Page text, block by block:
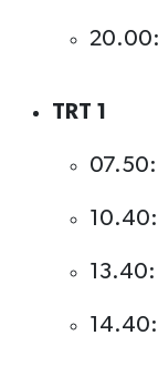
20.00:
TRT 1
07.50:
10.40:
13.40:
14.40: